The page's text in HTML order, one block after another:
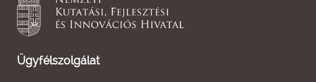
Ügyfélszolgálat